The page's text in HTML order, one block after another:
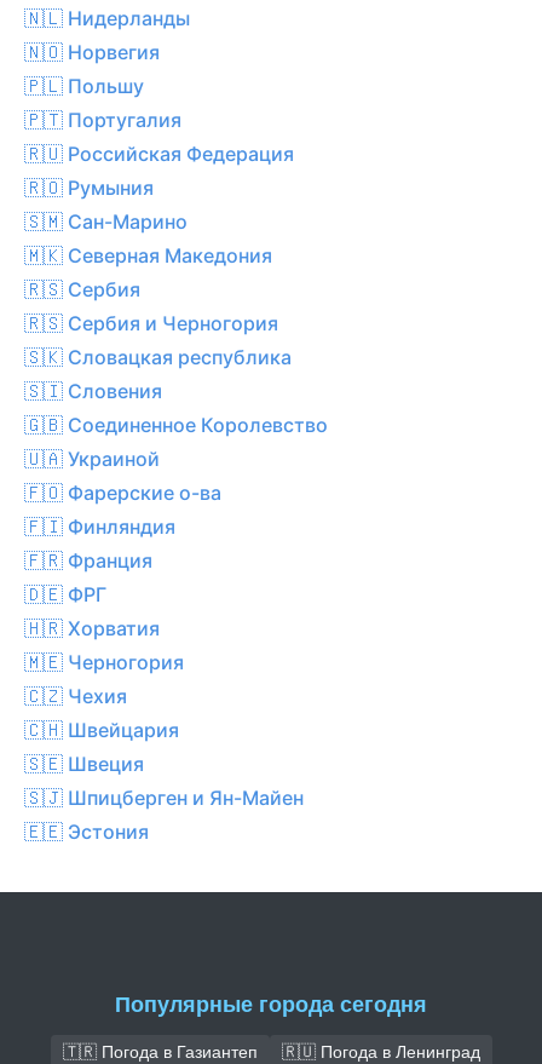
🇳🇱 Нидерланды
🇳🇴 Норвегия
🇵🇱 Польшу
🇵🇹 Португалия
🇷🇺 Российская Федерация
🇷🇴 Румыния
🇸🇲 Сан-Марино
🇲🇰 Северная Македония
🇷🇸 Сербия
🇷🇸 Сербия и Черногория
🇸🇰 Словацкая республика
🇸🇮 Словения
🇬🇧 Соединенное Королевство
🇺🇦 Украиной
🇫🇴 Фарерские о-ва
🇫🇮 Финляндия
🇫🇷 Франция
🇩🇪 ФРГ
🇭🇷 Хорватия
🇲🇪 Черногория
🇨🇿 Чехия
🇨🇭 Швейцария
🇸🇪 Швеция
🇸🇯 Шпицберген и Ян-Майен
🇪🇪 Эстония
Популярные города сегодня
🇹🇷 Погода в Газиантеп
🇷🇺 Погода в Ленинград